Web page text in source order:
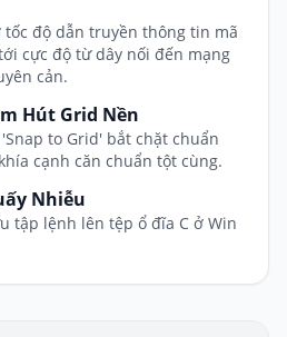
tốc độ dẫn truyền thông tin mã
cực độ từ dây nối đến mạng
cản.
Hút Grid Nền
to Grid' bắt chặt chuẩn
cạnh căn chuẩn tột cùng.
Nhiễu
tập lệnh lên tệp ổ đĩa C ở Win